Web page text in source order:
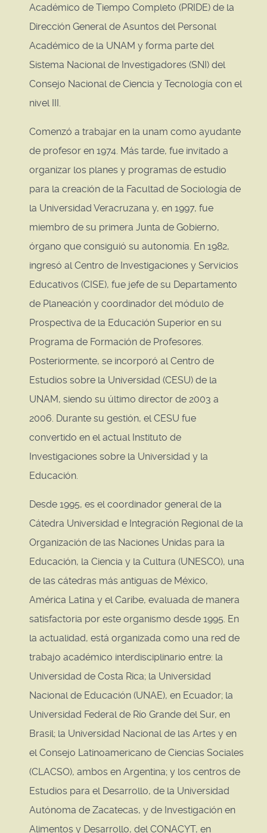
Académico de Tiempo Completo (PRIDE) de la
Dirección General de Asuntos del Personal
Académico de la UNAM y forma parte del
Sistema Nacional de Investigadores (SNI) del
Consejo Nacional de Ciencia y Tecnología con el
nivel III.
Comenzó a trabajar en la unam como ayudante
de profesor en 1974. Más tarde, fue invitado a
organizar los planes y programas de estudio
para la creación de la Facultad de Sociología de
la Universidad Veracruzana y, en 1997, fue
miembro de su primera Junta de Gobierno,
órgano que consiguió su autonomía. En 1982,
ingresó al Centro de Investigaciones y Servicios
Educativos (CISE), fue jefe de su Departamento
de Planeación y coordinador del módulo de
Prospectiva de la Educación Superior en su
Programa de Formación de Profesores.
Posteriormente, se incorporó al Centro de
Estudios sobre la Universidad (CESU) de la
UNAM, siendo su último director de 2003 a
2006. Durante su gestión, el CESU fue
convertido en el actual Instituto de
Investigaciones sobre la Universidad y la
Educación.
Desde 1995, es el coordinador general de la
Cátedra Universidad e Integración Regional de la
Organización de las Naciones Unidas para la
Educación, la Ciencia y la Cultura (UNESCO), una
de las cátedras más antiguas de México,
América Latina y el Caribe, evaluada de manera
satisfactoria por este organismo desde 1995. En
la actualidad, está organizada como una red de
trabajo académico interdisciplinario entre: la
Universidad de Costa Rica; la Universidad
Nacional de Educación (UNAE), en Ecuador; la
Universidad Federal de Río Grande del Sur, en
Brasil; la Universidad Nacional de las Artes y en
el Consejo Latinoamericano de Ciencias Sociales
(CLACSO), ambos en Argentina; y los centros de
Estudios para el Desarrollo, de la Universidad
Autónoma de Zacatecas, y de Investigación en
Alimentos y Desarrollo, del CONACYT, en